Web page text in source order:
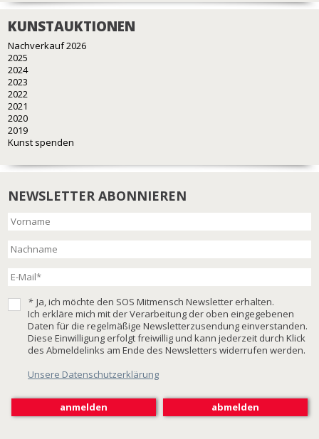
KUNSTAUKTIONEN
Nachverkauf 2026
2025
2024
2023
2022
2021
2020
2019
Kunst spenden
NEWSLETTER ABONNIEREN
* Ja, ich möchte den SOS Mitmensch Newsletter erhalten.
Ich erkläre mich mit der Verarbeitung der oben eingegebenen
Daten für die regelmäßige Newsletterzusendung einverstanden.
Diese Einwilligung erfolgt freiwillig und kann jederzeit durch Klick
des Abmeldelinks am Ende des Newsletters widerrufen werden.
Unsere Datenschutzerklärung